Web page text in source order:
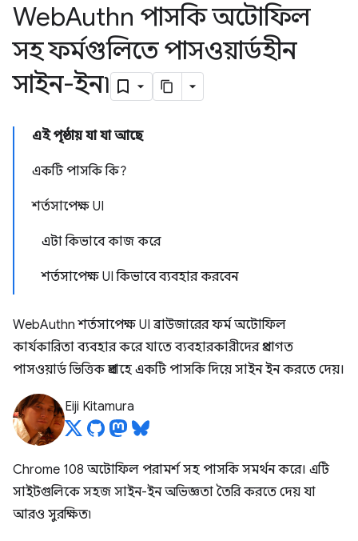
WebAuthn পাসকি অটোফিল
সহ ফর্মগুলিতে পাসওয়ার্ডহীন
সাইন-ইন৷
এই পৃষ্ঠায় যা যা আছে
একটি পাসকি কি?
শর্তসাপেক্ষ UI
এটা কিভাবে কাজ করে
শর্তসাপেক্ষ UI কিভাবে ব্যবহার করবেন
WebAuthn শর্তসাপেক্ষ UI ব্রাউজারের ফর্ম অটোফিল
কার্যকারিতা ব্যবহার করে যাতে ব্যবহারকারীদের প্রথাগত
পাসওয়ার্ড ভিত্তিক প্রবাহে একটি পাসকি দিয়ে সাইন ইন করতে দেয়।
Eiji Kitamura
Chrome 108 অটোফিল পরামর্শ সহ পাসকি সমর্থন করে। এটি
সাইটগুলিকে সহজ সাইন-ইন অভিজ্ঞতা তৈরি করতে দেয় যা
আরও সুরক্ষিত৷